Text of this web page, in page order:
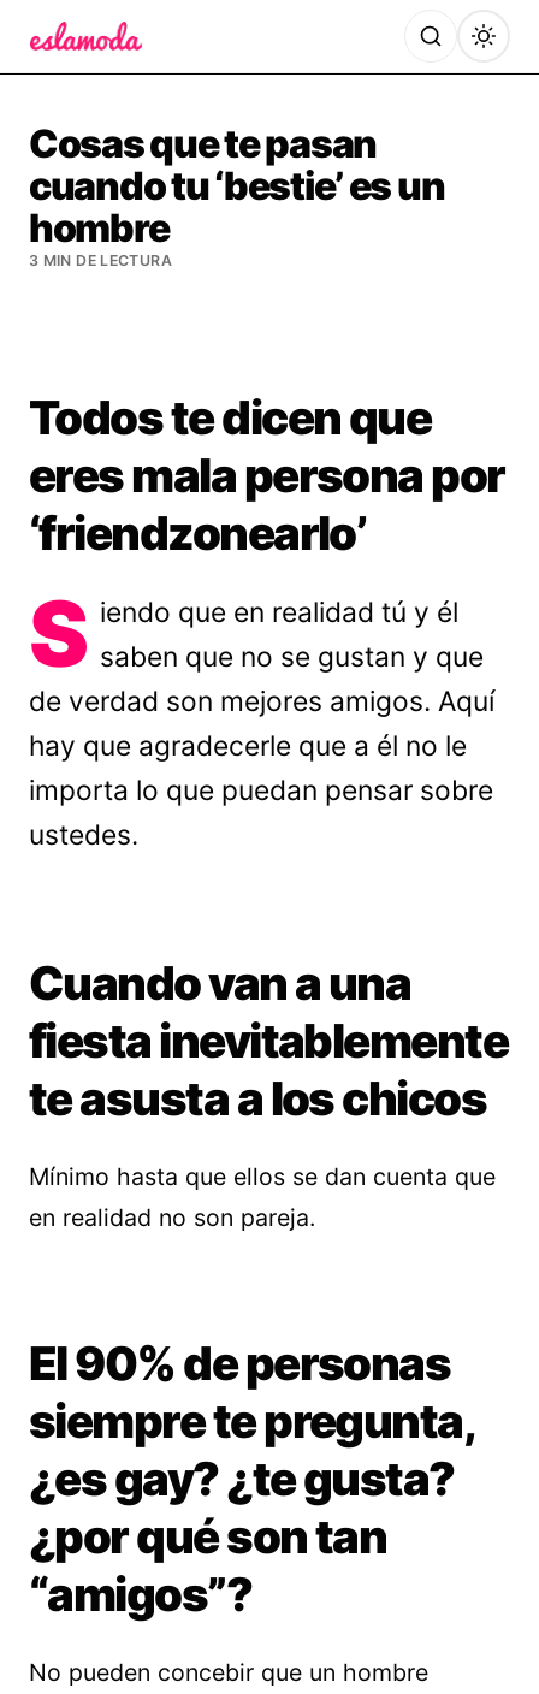
Cosas que te pasan
cuando tu ‘bestie’ es un
hombre
3 MIN DE LECTURA
Todos te dicen que
eres mala persona por
‘friendzonearlo’
S iendo que en realidad tú y él
saben que no se gustan y que
de verdad son mejores amigos. Aquí
hay que agradecerle que a él no le
importa lo que puedan pensar sobre
ustedes.
Cuando van a una
fiesta inevitablemente
te asusta a los chicos
Mínimo hasta que ellos se dan cuenta que
en realidad no son pareja.
El 90% de personas
siempre te pregunta,
¿es gay? ¿te gusta?
¿por qué son tan
“amigos”?
No pueden concebir que un hombre